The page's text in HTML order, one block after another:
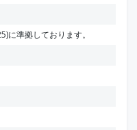
に準拠しております。